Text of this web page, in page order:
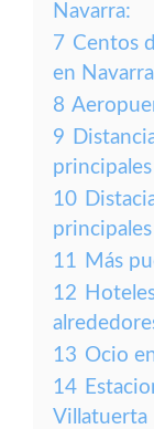
Navarra:
7 Centos
en
8
9
10
11 Más
12
13 Ocio
14
Villatuerta